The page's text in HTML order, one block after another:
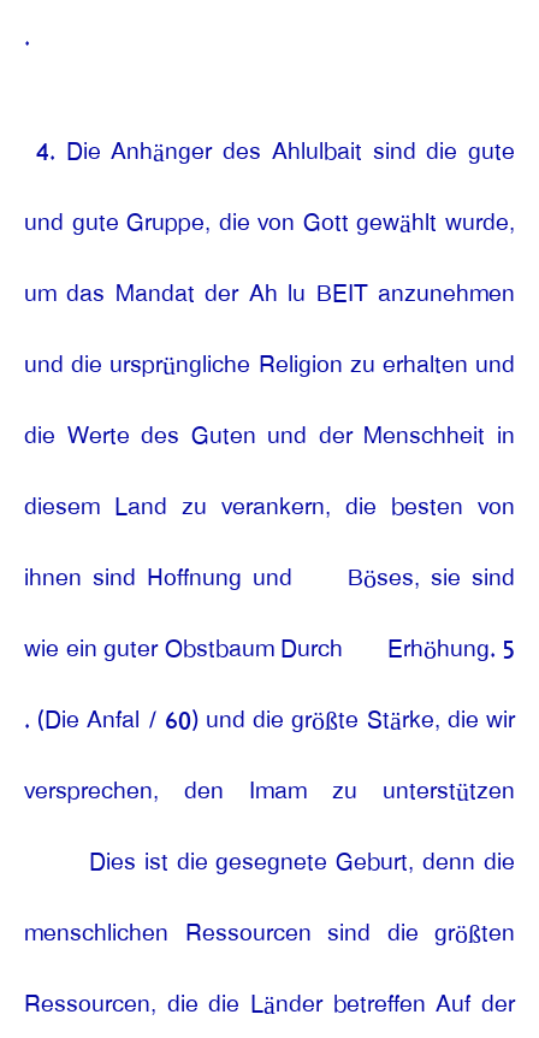
.
4. Die Anhänger des Ahlulbait sind die gute
und gute Gruppe, die von Gott gewählt wurde,
um das Mandat der Ah lu BEIT anzunehmen
und die ursprüngliche Religion zu erhalten und
die Werte des Guten und der Menschheit in
diesem Land zu verankern, die besten von
ihnen sind Hoffnung und
Böses, sie sind
wie ein guter Obstbaum Durch
Erhöhung. 5
. (Die Anfal / 60) und die größte Stärke, die wir
versprechen, den Imam zu unterstützen
Dies ist die gesegnete Geburt, denn die
menschlichen Ressourcen sind die größten
Ressourcen, die die Länder betreffen Auf der